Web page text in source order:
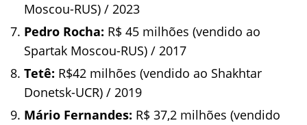
Moscou-RUS) / 2023
Pedro Rocha: R$ 45 milhões (vendido ao
Spartak Moscou-RUS) / 2017
Tetê: R$42 milhões (vendido ao Shakhtar
Donetsk-UCR) / 2019
Mário Fernandes: R$ 37,2 milhões (vendido